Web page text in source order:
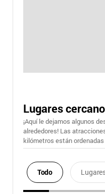
Lugares
¡Aquí le dejamos algunos
alrededores! Las
kilómetros están
Todo